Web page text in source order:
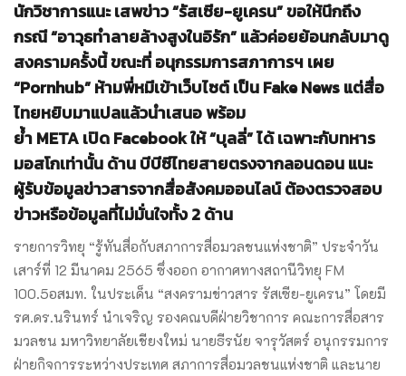
นักวิชาการแนะ เสพข่าว “รัสเซีย-ยูเครน” ขอให้นึกถึง
กรณี “อาวุธทำลายล้างสูงในอิรัก” แล้วค่อยย้อนกลับมาดู
สงครามครั้งนี้ ขณะที่ อนุกรรมการสภาการฯ เผย
“Pornhub” ห้ามพี่หมีเข้าเว็บไซต์ เป็น Fake News แต่สื่อ
ไทยหยิบมาแปลแล้วนำเสนอ พร้อม
ย้ำ META เปิด Facebook ให้ “บุลลี่” ได้ เฉพาะกับทหาร
มอสโกเท่านั้น ด้าน บีบีซีไทยสายตรงจากลอนดอน แนะ
ผู้รับข้อมูลข่าวสารจากสื่อสังคมออนไลน์ ต้องตรวจสอบ
ข่าวหรือข้อมูลที่ไม่มั่นใจทั้ง 2 ด้าน
รายการวิทยุ “รู้ทันสื่อกับสภาการสื่อมวลชนแห่งชาติ” ประจำวัน
เสาร์ที่ 12 มีนาคม 2565 ซึ่งออก อากาศทางสถานีวิทยุ FM
100.5อสมท. ในประเด็น “สงครามข่าวสาร รัสเซีย-ยูเครน” โดยมี
รศ.ดร.นรินทร์ นำเจริญ รองคณบดีฝ่ายวิชาการ คณะการสื่อสาร
มวลชน มหาวิทยาลัยเชียงใหม่ นายธีรนัย จารุวัสตร์ อนุกรรมการ
ฝ่ายกิจการระหว่างประเทศ สภาการสื่อมวลชนแห่งชาติ และนาย